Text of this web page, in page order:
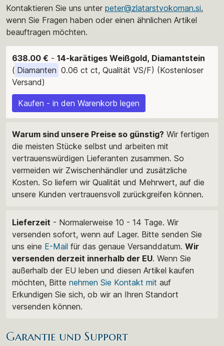
Kontaktieren Sie uns unter peter@zlatarstvokoman.si,
wenn Sie Fragen haben oder einen ähnlichen Artikel
beauftragen möchten.
638.00 € - 14-karätiges Weißgold, Diamantstein
( Diamanten 0.06 ct ct, Qualität VS/F) (Kostenloser
Versand)
Kaufen - in den Warenkorb legen
Warum sind unsere Preise so günstig? Wir fertigen
die meisten Stücke selbst und arbeiten mit
vertrauenswürdigen Lieferanten zusammen. So
vermeiden wir Zwischenhändler und zusätzliche
Kosten. So liefern wir Qualität und Mehrwert, auf die
unsere Kunden vertrauensvoll zurückgreifen können.
Lieferzeit - Normalerweise 10 - 14 Tage. Wir
versenden sofort, wenn auf Lager. Bitte senden Sie
uns eine E-Mail für das genaue Versanddatum. Wir
versenden derzeit innerhalb der EU. Wenn Sie
außerhalb der EU leben und diesen Artikel kaufen
möchten, Bitte nehmen Sie Kontakt mit auf
Erkundigen Sie sich, ob wir an Ihren Standort
versenden können.
Garantie und Support